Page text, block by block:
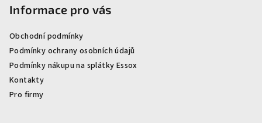
Informace pro vás
Obchodní podmínky
Podmínky ochrany osobních údajů
Podmínky nákupu na splátky Essox
Kontakty
Pro firmy